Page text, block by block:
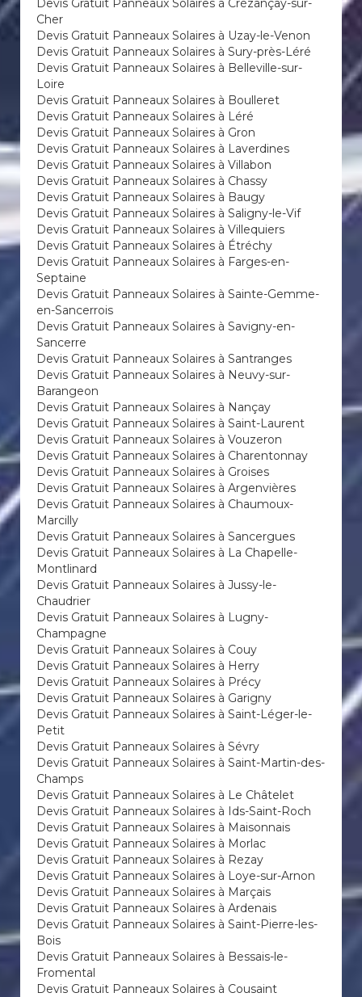
Devis Gratuit Panneaux Solaires à Crézançay-sur-
Cher
Devis Gratuit Panneaux Solaires à Uzay-le-Venon
Devis Gratuit Panneaux Solaires à Sury-près-Léré
Devis Gratuit Panneaux Solaires à Belleville-sur-
Loire
Devis Gratuit Panneaux Solaires à Boulleret
Devis Gratuit Panneaux Solaires à Léré
Devis Gratuit Panneaux Solaires à Gron
Devis Gratuit Panneaux Solaires à Laverdines
Devis Gratuit Panneaux Solaires à Villabon
Devis Gratuit Panneaux Solaires à Chassy
Devis Gratuit Panneaux Solaires à Baugy
Devis Gratuit Panneaux Solaires à Saligny-le-Vif
Devis Gratuit Panneaux Solaires à Villequiers
Devis Gratuit Panneaux Solaires à Étréchy
Devis Gratuit Panneaux Solaires à Farges-en-
Septaine
Devis Gratuit Panneaux Solaires à Sainte-Gemme-
en-Sancerrois
Devis Gratuit Panneaux Solaires à Savigny-en-
Sancerre
Devis Gratuit Panneaux Solaires à Santranges
Devis Gratuit Panneaux Solaires à Neuvy-sur-
Barangeon
Devis Gratuit Panneaux Solaires à Nançay
Devis Gratuit Panneaux Solaires à Saint-Laurent
Devis Gratuit Panneaux Solaires à Vouzeron
Devis Gratuit Panneaux Solaires à Charentonnay
Devis Gratuit Panneaux Solaires à Groises
Devis Gratuit Panneaux Solaires à Argenvières
Devis Gratuit Panneaux Solaires à Chaumoux-
Marcilly
Devis Gratuit Panneaux Solaires à Sancergues
Devis Gratuit Panneaux Solaires à La Chapelle-
Montlinard
Devis Gratuit Panneaux Solaires à Jussy-le-
Chaudrier
Devis Gratuit Panneaux Solaires à Lugny-
Champagne
Devis Gratuit Panneaux Solaires à Couy
Devis Gratuit Panneaux Solaires à Herry
Devis Gratuit Panneaux Solaires à Précy
Devis Gratuit Panneaux Solaires à Garigny
Devis Gratuit Panneaux Solaires à Saint-Léger-le-
Petit
Devis Gratuit Panneaux Solaires à Sévry
Devis Gratuit Panneaux Solaires à Saint-Martin-des-
Champs
Devis Gratuit Panneaux Solaires à Le Châtelet
Devis Gratuit Panneaux Solaires à Ids-Saint-Roch
Devis Gratuit Panneaux Solaires à Maisonnais
Devis Gratuit Panneaux Solaires à Morlac
Devis Gratuit Panneaux Solaires à Rezay
Devis Gratuit Panneaux Solaires à Loye-sur-Arnon
Devis Gratuit Panneaux Solaires à Marçais
Devis Gratuit Panneaux Solaires à Ardenais
Devis Gratuit Panneaux Solaires à Saint-Pierre-les-
Bois
Devis Gratuit Panneaux Solaires à Bessais-le-
Fromental
Devis Gratuit Panneaux Solaires à Cousaint